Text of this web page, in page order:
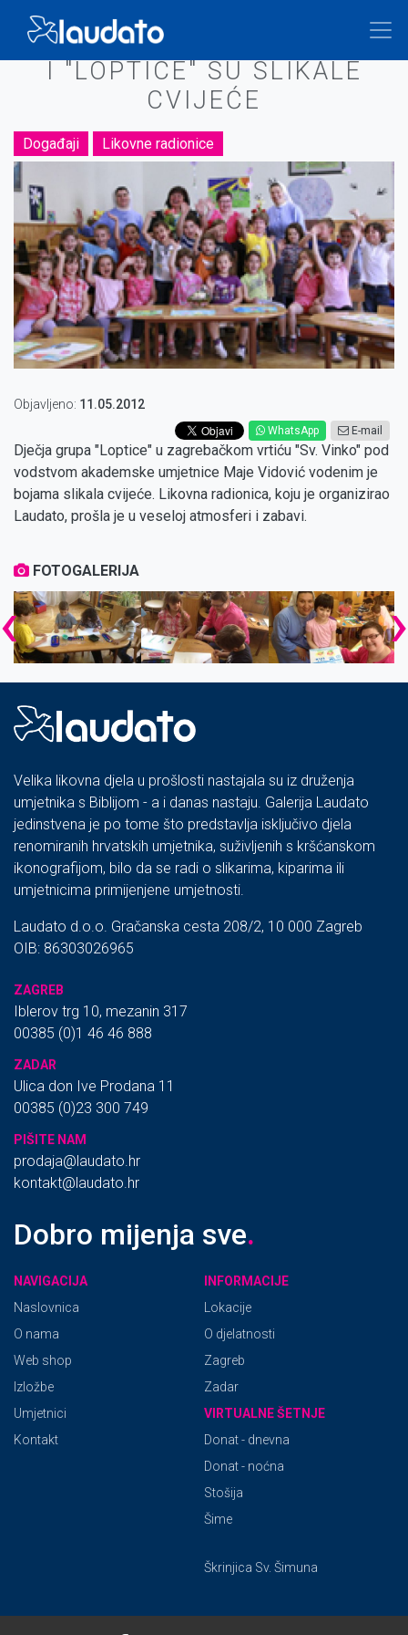
Breadcrumb
I "LOPTICE" SU SLIKALE
CVIJEĆE
Događaji Likovne radionice
Objavljeno: 11.05.2012
WhatsApp E-mail
Dječja grupa "Loptice" u zagrebačkom vrtiću "Sv. Vinko" pod
vodstvom akademske umjetnice Maje Vidović vodenim je
bojama slikala cvijeće. Likovna radionica, koju je organizirao
Laudato, prošla je u veseloj atmosferi i zabavi.
FOTOGALERIJA
‹ ›
Velika likovna djela u prošlosti nastajala su iz druženja
umjetnika s Biblijom - a i danas nastaju. Galerija Laudato
jedinstvena je po tome što predstavlja isključivo djela
renomiranih hrvatskih umjetnika, suživljenih s kršćanskom
ikonografijom, bilo da se radi o slikarima, kiparima ili
umjetnicima primijenjene umjetnosti.
Laudato d.o.o. Gračanska cesta 208/2, 10 000 Zagreb
OIB: 86303026965
ZAGREB
Iblerov trg 10, mezanin 317
00385 (0)1 46 46 888
ZADAR
Ulica don Ive Prodana 11
00385 (0)23 300 749
PIŠITE NAM
prodaja@laudato.hr
kontakt@laudato.hr
Dobro mijenja sve.
NAVIGACIJA
Naslovnica
O nama
Web shop
Izložbe
Umjetnici
Kontakt
INFORMACIJE
Lokacije
O djelatnosti
Zagreb
Zadar
VIRTUALNE ŠETNJE
Donat - dnevna
Donat - noćna
Stošija
Šime
Škrinjica Sv. Šimuna